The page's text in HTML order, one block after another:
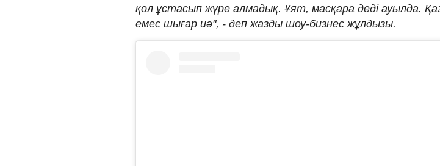
қол ұстасып жүре алмадық. Ұят, масқара деді ауылда.
емес шығар иә", - деп жазды шоу-бизнес жұлдызы.